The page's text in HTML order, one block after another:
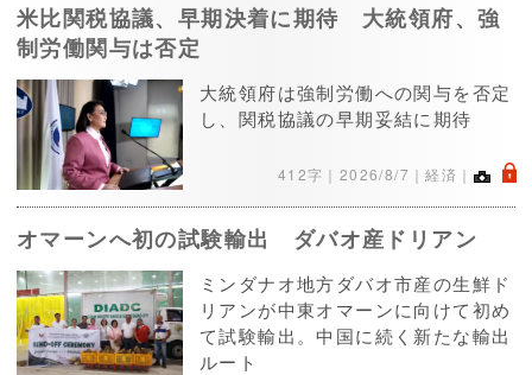
米比関税協議、早期決着に期待 大統領府、強
制労働関与は否定
大統領府は強制労働への関与を否定
し、関税協議の早期妥結に期待
412字｜ 2026/8/7 ｜経済｜ .
オマーンへ初の試験輸出 ダバオ産ドリアン
ミンダナオ地方ダバオ市産の生鮮ド
リアンが中東オマーンに向けて初め
て試験輸出。中国に続く新たな輸出
ルート